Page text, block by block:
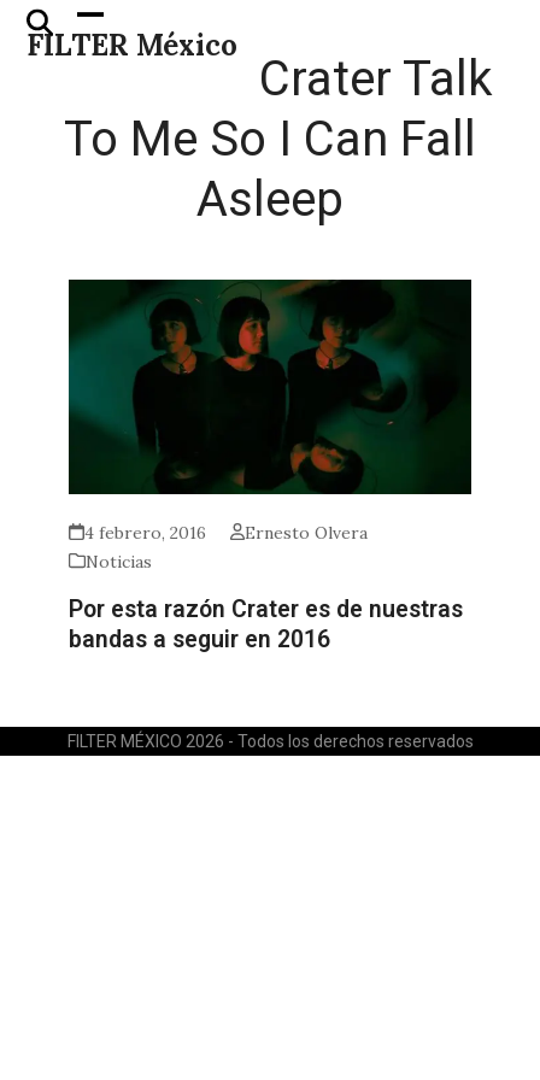
Skip
FILTER México
Open
mobile
Close
mobile
Crater Talk
To Me So I Can Fall
Asleep
4 febrero, 2016
Ernesto Olvera
Noticias
Por esta razón Crater es de nuestras
bandas a seguir en 2016
FILTER MÉXICO 2026 - Todos los derechos reservados